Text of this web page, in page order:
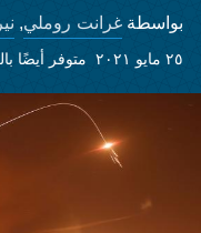
بواسطة غرانت روملي,
٢٥ مايو ٢٠٢١ متوفر أيضًا